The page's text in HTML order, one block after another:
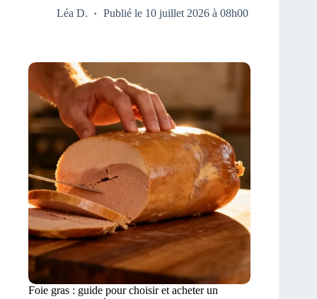
Léa D.
Publié le 10 juillet 2026 à 08h00
Foie gras : guide pour choisir et acheter un